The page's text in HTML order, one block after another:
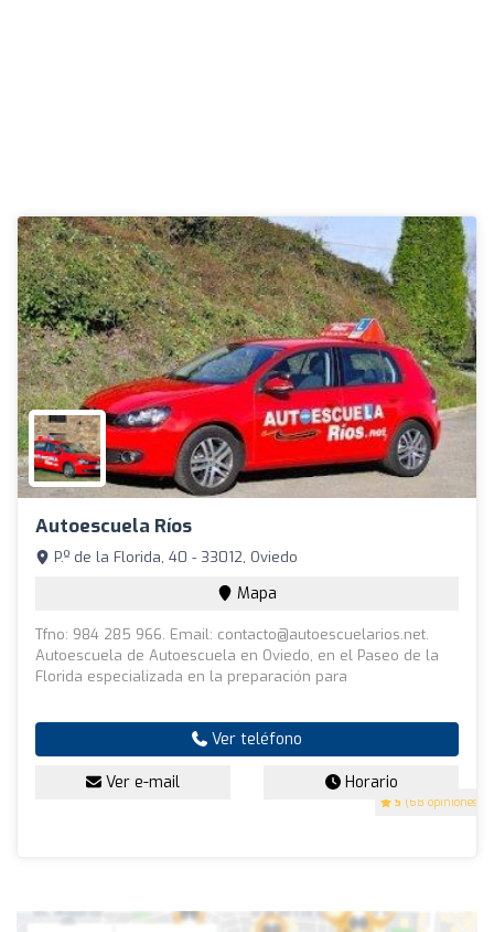
Autoescuela Ríos
5 (68 opiniones)
P.º de la Florida, 40 - 33012, Oviedo
Mapa
Tfno: 984 285 966. Email: contacto@autoescuelarios.net.
Autoescuela de Autoescuela en Oviedo, en el Paseo de la
Florida especializada en la preparación para
Ver teléfono
Ver e-mail Horario